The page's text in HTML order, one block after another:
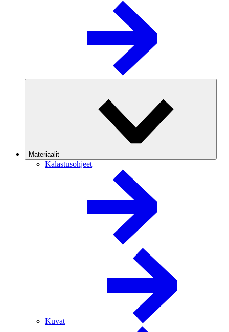
Materiaalit
Kalastusohjeet
Kuvat